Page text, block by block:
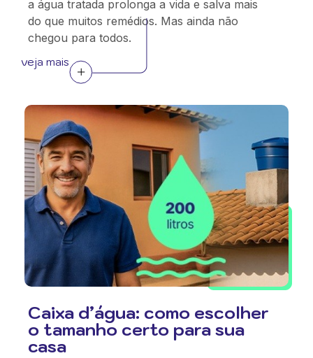
a água tratada prolonga a vida e salva mais
do que muitos remédios. Mas ainda não
chegou para todos.
veja mais
Caixa d’água: como escolher
o tamanho certo para sua
casa